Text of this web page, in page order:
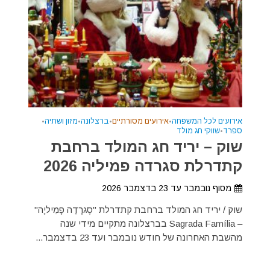
אירועים לכל המשפחה•אירועים מסורתיים• ברצלונה•מזון ושתיה•
ספרד•שווקי חג מולד
שוק – יריד חג המולד ברחבת
קתדרלת סגרדה פמיליה 2026
מסוף נובמבר עד 23 בדצמבר 2026
שוק / יריד חג המולד ברחבת קתדרלת "סֶגרָדַה פָמִיליָה"
– Sagrada Família בברצלונה מתקיים מידי שנה
מהשבת האחרונה של חודש נובמבר ועד 23 בדצמבר...